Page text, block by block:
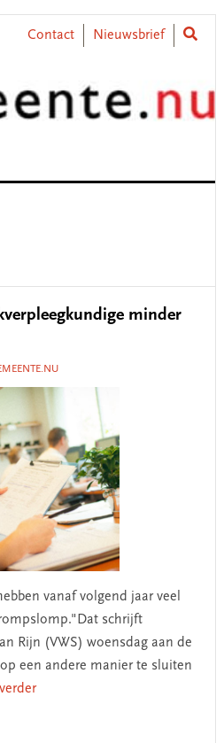
Contact Nieuwsbrief
minder
vanaf volgend jaar veel
schrijft
Rijn (VWS) woensdag aan de
een andere manier te sluiten